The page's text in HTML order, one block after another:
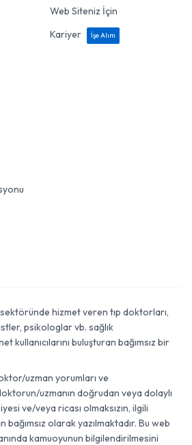
Web Siteniz İçin
Kariyer
İşe Alım
hizmet veren tıp doktorları,
psikologlar vb. sağlık
buluşturan bağımsız bir
uzman yorumları ve
uzmanın doğrudan veya dolaylı
ve/veya ricası olmaksızın, ilgili
olarak yazılmaktadır. Bu web
kamuoyunun bilgilendirilmesini